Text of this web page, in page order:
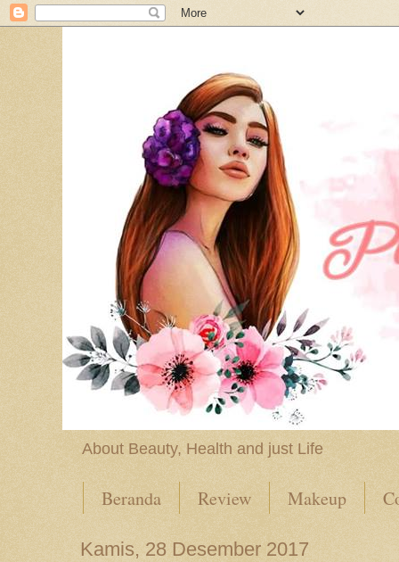
About Beauty, Health and just Life
Beranda Review Makeup
Kamis, 28 Desember 2017